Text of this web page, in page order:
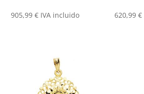
905,99€ IVA incluido 620,99€